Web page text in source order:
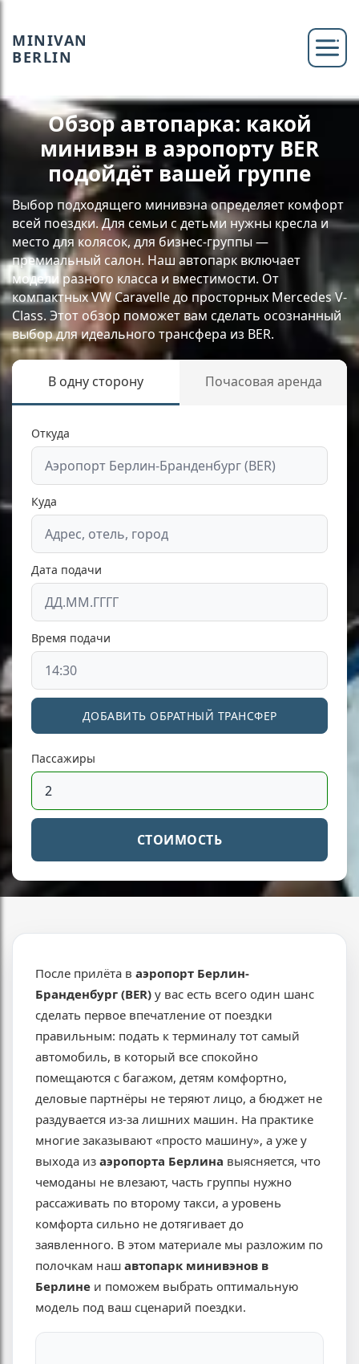
MINIVAN
BERLIN
Обзор автопарка: какой
минивэн в аэропорту BER
подойдёт вашей группе
Выбор подходящего минивэна определяет комфорт
всей поездки. Для семьи с детьми нужны кресла и
место для колясок, для бизнес-группы —
премиальный салон. Наш автопарк включает
модели разного класса и вместимости. От
компактных VW Caravelle до просторных Mercedes V-
Class. Этот обзор поможет вам сделать осознанный
выбор для идеального трансфера из BER.
В одну сторону Почасовая аренда
Откуда
Куда
Дата подачи
Время подачи
ДОБАВИТЬ ОБРАТНЫЙ ТРАНСФЕР
Пассажиры
СТОИМОСТЬ
После прилёта в аэропорт Берлин-
Бранденбург (BER) у вас есть всего один шанс
сделать первое впечатление от поездки
правильным: подать к терминалу тот самый
автомобиль, в который все спокойно
помещаются с багажом, детям комфортно,
деловые партнёры не теряют лицо, а бюджет не
раздувается из-за лишних машин. На практике
многие заказывают «просто машину», а уже у
выхода из аэропорта Берлина выясняется, что
чемоданы не влезают, часть группы нужно
рассаживать по второму такси, а уровень
комфорта сильно не дотягивает до
заявленного. В этом материале мы разложим по
полочкам наш автопарк минивэнов в
Берлине и поможем выбрать оптимальную
модель под ваш сценарий поездки.